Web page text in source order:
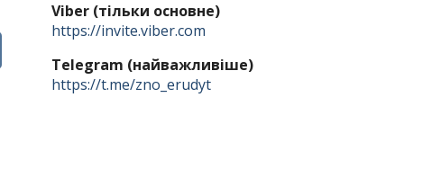
Viber (тільки основне)
https://invite.viber.com
Telegram (найважливіше)
https://t.me/zno_erudyt